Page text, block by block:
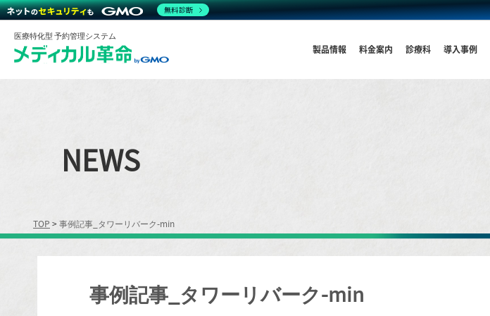
医療特化型 予約管理システム
製品情報 料金案内 診療科 導入事例
NEWS
TOP > 事例記事_タワーリバーク-min
事例記事_タワーリバーク-min
無料診断